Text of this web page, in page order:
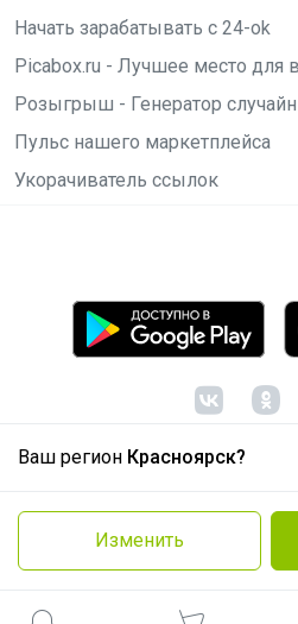
Ваш регион Красноярск?
Изменить
Начать зарабатывать с 24-ok
Picabox.ru - Лучшее место для
Розыгрыш - Генератор
Пульс нашего маркетплейса
Укорачиватель ссылок
© ООО "Лявита", ОГРН
Политика
Cоглашение